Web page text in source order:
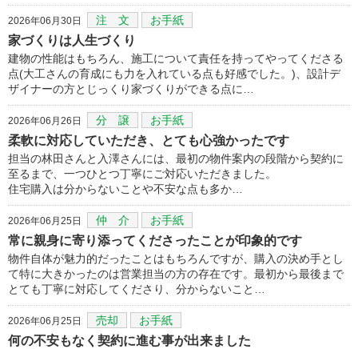
2026年06月30日 注 文 お手紙
家づくりは人生づくり
建物の性能はもちろん、施工について責任を持ってやってくださる
点(大工さんの育成にも力を入れている点も好感でした。)、設計デ
ザイナーの方とじっくり家づくりができる点に…
2026年06月26日 分 譲 お手紙
柔軟に対応していただき、とても心強かったです
担当の林田さんと入澤さんには、最初の物件案内の段階から契約に
至るまで、一つひとつ丁寧にご対応いただきました。
住宅購入は分からないことや不安な点も多か…
2026年06月25日 仲 介 お手紙
常に親身に寄り添ってくださったことが印象的です
物件自体が魅力的だったことはもちろんですが、購入の決め手とし
て特に大きかったのは営業担当の方の存在です。最初から最後まで
とても丁寧に対応してくださり、分からないこと…
2026年06月25日 売却 お手紙
何の不安もなく契約に進む事が出来ました